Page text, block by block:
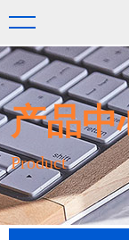
产品中
Product